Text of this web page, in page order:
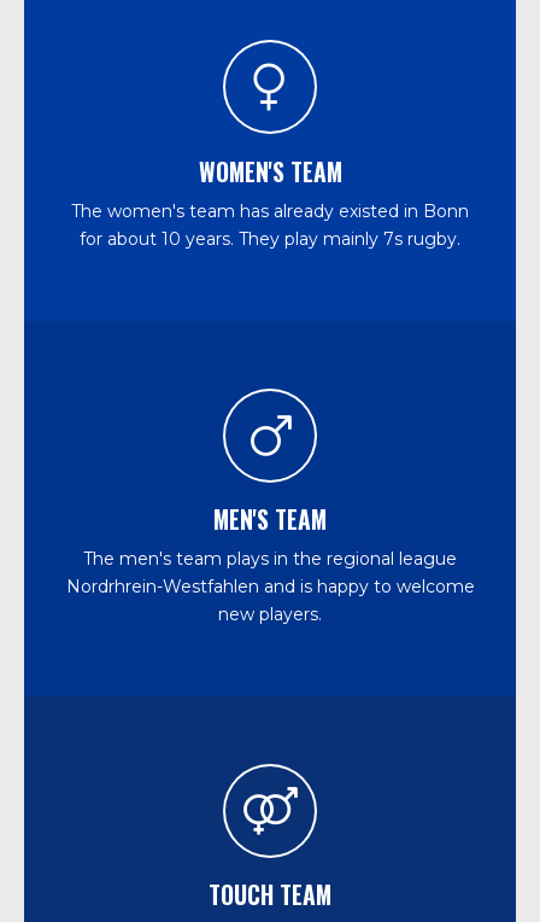
WOMEN'S TEAM
The women's team has already existed in Bonn
for about 10 years. They play mainly 7s rugby.
MEN'S TEAM
The men's team plays in the regional league
Nordrhrein-Westfahlen and is happy to welcome
new players.
TOUCH TEAM